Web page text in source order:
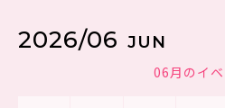
2026/06 JUN
06月のイ